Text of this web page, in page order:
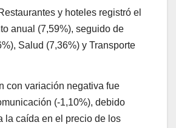
y hoteles registró el
anual (7,59%), seguido de
Salud (7,36%) y Transporte
con variación negativa fue
(-1,10%), debido
la caída en el precio de los